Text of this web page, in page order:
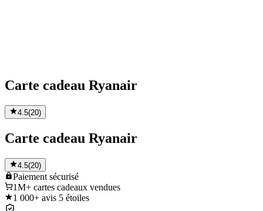
Carte cadeau Ryanair
4.5(20)
Carte cadeau Ryanair
4.5(20)
Paiement sécurisé
1M+ cartes cadeaux vendues
1 000+ avis 5 étoiles